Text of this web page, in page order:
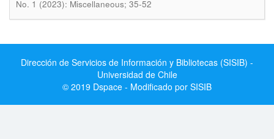
No. 1 (2023): Miscellaneous; 35-52
Dirección de Servicios de Información y Bibliotecas (SISIB) -
Universidad de Chile
© 2019 Dspace - Modificado por SISIB